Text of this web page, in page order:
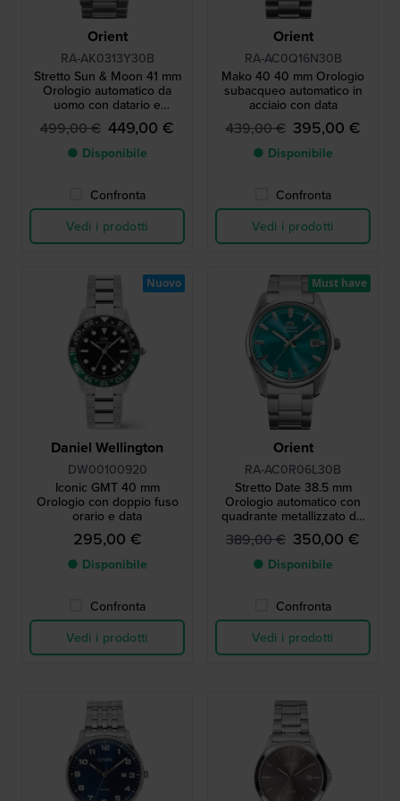
Orient
RA-AK0313Y30B
Stretto Sun & Moon 41 mm
Orologio automatico da
uomo con datario e
quadrante 24 ore
giorno/notte.
499,00 € 449,00 €
● Disponibile
Confronta
Vedi i prodotti
Orient
RA-AC0Q16N30B
Mako 40 40 mm Orologio
subacqueo automatico in
acciaio con data
439,00 € 395,00 €
● Disponibile
Confronta
Vedi i prodotti
Daniel Wellington
DW00100920
Iconic GMT 40 mm
Orologio con doppio fuso
orario e data
295,00 €
● Disponibile
Confronta
Vedi i prodotti
Nuovo
Orient
RA-AC0R06L30B
Stretto Date 38.5 mm
Orologio automatico con
quadrante metallizzato dai
colori vivaci
389,00 € 350,00 €
● Disponibile
Confronta
Vedi i prodotti
Must have